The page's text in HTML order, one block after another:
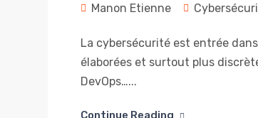
Manon Etienne
La cybersécurité est entrée
élaborées et surtout plus
DevOps…...
Continue Reading